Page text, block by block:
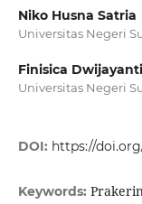
Niko Husna Satria
Universitas Negeri
Finisica
Universitas Negeri
DOI: https://
Keywords: